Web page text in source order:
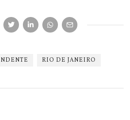
RIO DE JANEIRO